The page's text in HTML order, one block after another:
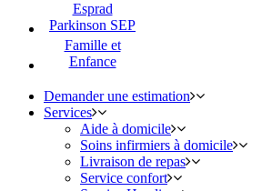
Esprad
Parkinson SEP
Famille et
Enfance
Demander une estimation
Services
Aide à domicile
Soins infirmiers à domicile
Livraison de repas
Service confort